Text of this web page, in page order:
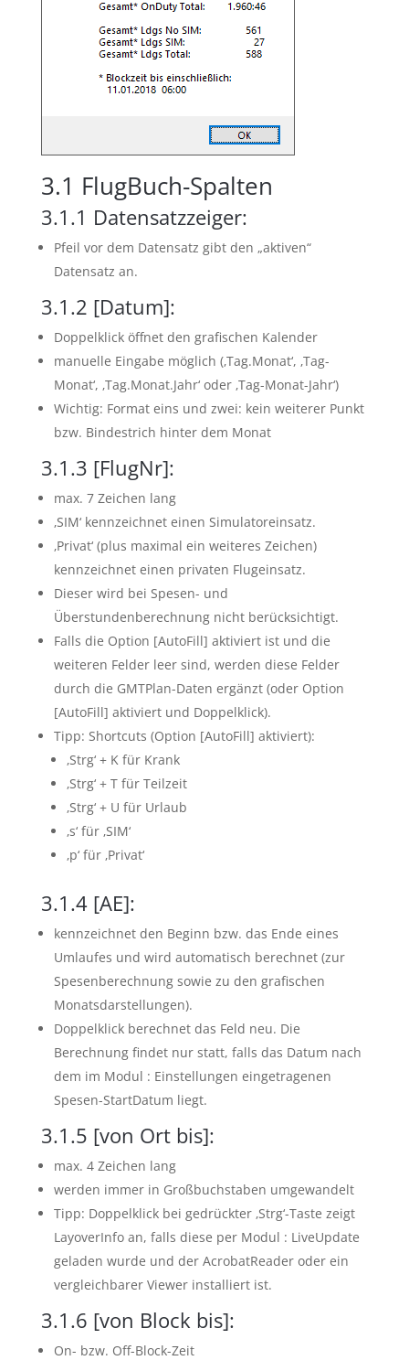
3.1 FlugBuch-Spalten
3.1.1 Datensatzzeiger:
Pfeil vor dem Datensatz gibt den „aktiven“
Datensatz an.
3.1.2 [Datum]:
Doppelklick öffnet den grafischen Kalender
manuelle Eingabe möglich (‚Tag.Monat‘, ‚Tag-
Monat‘, ‚Tag.Monat.Jahr‘ oder ‚Tag-Monat-Jahr‘)
Wichtig: Format eins und zwei: kein weiterer Punkt
bzw. Bindestrich hinter dem Monat
3.1.3 [FlugNr]:
max. 7 Zeichen lang
‚SIM‘ kennzeichnet einen Simulatoreinsatz.
‚Privat‘ (plus maximal ein weiteres Zeichen)
kennzeichnet einen privaten Flugeinsatz.
Dieser wird bei Spesen- und
Überstundenberechnung nicht berücksichtigt.
Falls die Option [AutoFill] aktiviert ist und die
weiteren Felder leer sind, werden diese Felder
durch die GMTPlan-Daten ergänzt (oder Option
[AutoFill] aktiviert und Doppelklick).
Tipp: Shortcuts (Option [AutoFill] aktiviert):
‚Strg‘ + K für Krank
‚Strg‘ + T für Teilzeit
‚Strg‘ + U für Urlaub
‚s‘ für ‚SIM‘
‚p‘ für ‚Privat‘
3.1.4[AE]:
kennzeichnet den Beginn bzw. das Ende eines
Umlaufes und wird automatisch berechnet (zur
Spesenberechnung sowie zu den grafischen
Monatsdarstellungen).
Doppelklick berechnet das Feld neu. Die
Berechnung findet nur statt, falls das Datum nach
dem im Modul : Einstellungen eingetragenen
Spesen-StartDatum liegt.
3.1.5 [von Ort bis]:
max. 4 Zeichen lang
werden immer in Großbuchstaben umgewandelt
Tipp: Doppelklick bei gedrückter ‚Strg‘-Taste zeigt
LayoverInfo an, falls diese per Modul : LiveUpdate
geladen wurde und der AcrobatReader oder ein
vergleichbarer Viewer installiert ist.
3.1.6 [von Block bis]:
On- bzw. Off-Block-Zeit